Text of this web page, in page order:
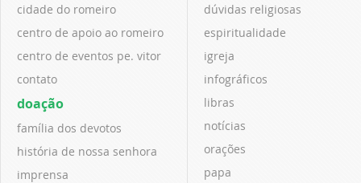
cidade do romeiro
centro de apoio ao romeiro
centro de eventos pe. vitor
contato
doação
família dos devotos
história de nossa senhora
imprensa
dúvidas religiosas
espiritualidade
igreja
infográficos
libras
notícias
orações
papa